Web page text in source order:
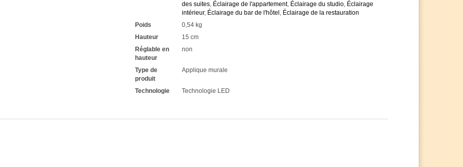
des suites, Éclairage de l'appartement, Éclairage du studio, Éclairage
intérieur, Éclairage du bar de l'hôtel , Éclairage de la restauration
Poids
0,54 kg
Hauteur
15 cm
Réglable en
hauteur
non
Type de
produit
Applique murale
Technologie Technologie LED